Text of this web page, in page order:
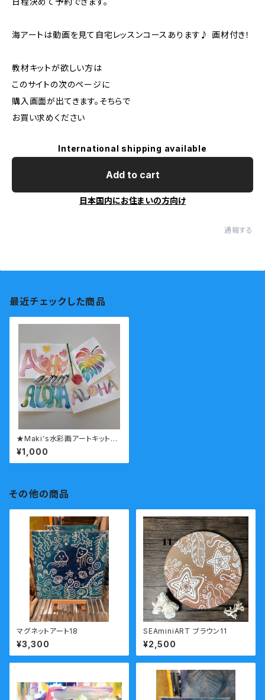
海アートは動画を見て自宅レッスンコースあります♪ 画材付き！
教材キットが欲しい方は
このサイトの次のページに
購入画面が出てきます。そちらで
お買い求めください
International shipping available
Add to cart
日本国内にお住まいの方向け
通報する
最近チェックした商品
★Maki‘s水彩画アートキット購
入者用オンラインレッスン
¥1,000
その他の商品
マグネットアート18
¥3,300
SEAminiART ブラウン11
¥2,500